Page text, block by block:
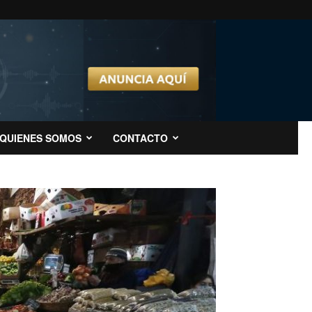
QUIENES SOMOS CONTACTO